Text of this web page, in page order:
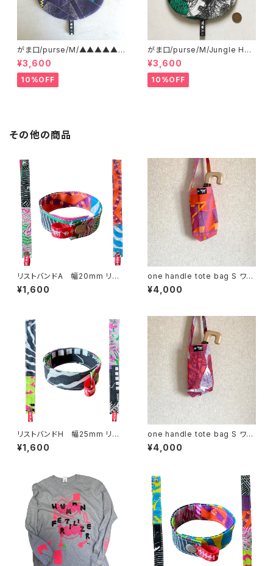
がま口/purse/M/▲▲▲▲▲?
▲▲▲ AB
¥3,600
10%OFF
がま口/purse/M/Jungle Her
e
¥3,600
10%OFF
その他の商品
リストバンドA 幅20mm リバ
ーシブル
¥1,600
one handle tote bag S ワン
ハンドル トートバッグ f
¥4,000
リストバンドH 幅25mm リバ
ーシブル
¥1,600
one handle tote bag S ワン
ハンドル トートバッグ o
¥4,000